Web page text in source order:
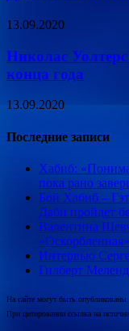
13.09.2020
Николас
конца года
13.09.2020
Последние записи
Хабиб:
пока рано
Бой Хабиб –
Даби пройдет
Валентина
Интервью
Гилберт
На сайте могут быть
При цитировании ссылка на